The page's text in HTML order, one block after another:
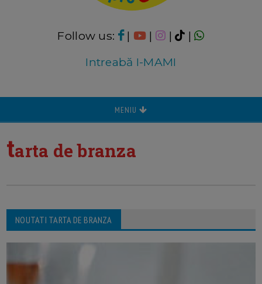
Follow us: | | |
|
Intreabă I-MAMI
MENIU
tarta de branza
NOUTATI TARTA DE BRANZA